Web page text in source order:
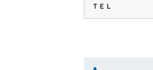
ＴＥＬ